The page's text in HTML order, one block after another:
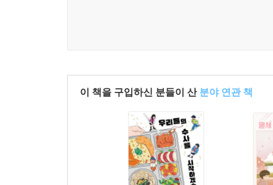
이 책을 구입하신 분들이 산 분야 연관 책